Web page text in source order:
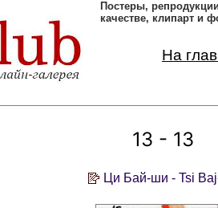
Постеры,
качестве, клипарт и
На
13 - 13
Ци Бай-ши - Tsi